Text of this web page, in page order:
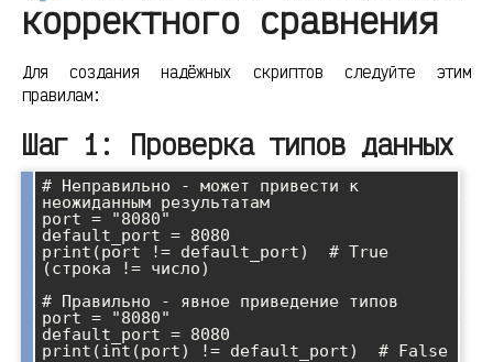
корректного сравнения
Для создания надёжных скриптов следуйте этим
правилам:
Шаг 1: Проверка типов данных
# Неправильно - может привести к
неожиданным результатам
port = "8080"
default_port = 8080
print(port != default_port)  # True
(строка != число)
# Правильно - явное приведение типов
port = "8080"
default_port = 8080
print(int(port) != default_port)  # False